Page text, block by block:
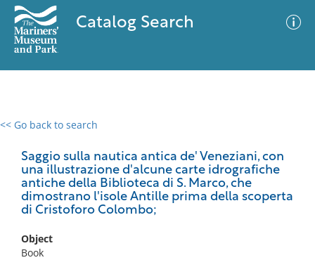
Catalog Search
<< Go back to search
Saggio sulla nautica antica de' Veneziani, con
una illustrazione d'alcune carte idrografiche
antiche della Biblioteca di S. Marco, che
dimostrano l'isole Antille prima della scoperta
di Cristoforo Colombo;
Object
Book
0 results
No results meet your criteria